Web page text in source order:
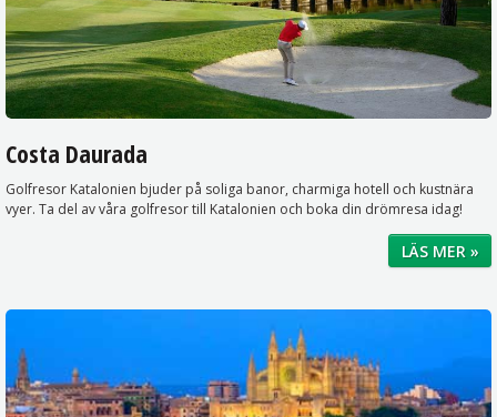
Costa Daurada
Golfresor Katalonien bjuder på soliga banor, charmiga hotell och kustnära
vyer. Ta del av våra golfresor till Katalonien och boka din drömresa idag!
LÄS MER »